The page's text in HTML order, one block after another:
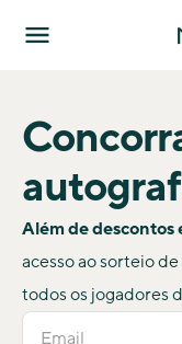
Além de descontos
acesso ao sorteio
todos os jogadores